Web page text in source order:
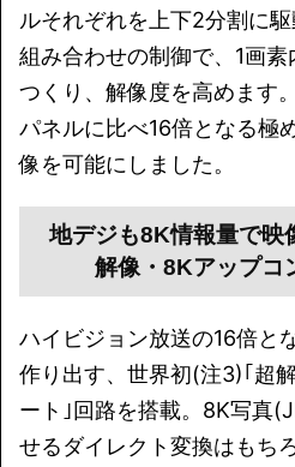
ルそれぞれを上下2分割に
組み合わせの制御で、1画
つくり、解像度を高めます
パネルに比べ16倍となる極
像を可能にしました。
地デジも8K情報量で映
解像・8Kアップコ
ハイビジョン放送の16倍と
作り出す、世界初(注3)｢超
ート｣回路を搭載。8K写真
せるダイレクト変換はもち